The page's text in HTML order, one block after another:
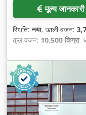
मूल्य जानकारी
स्थिति:नया, खाली वजन:
कुल वजन: 10,500 किग्रा,
लोडिंग स्पेस वॉल्यूम:42 मी³,
व्हीलबेस:990 मिमी
245/70 R 17,5, रियर
अन्य, उत्सर्जन श्रेणी: कोई